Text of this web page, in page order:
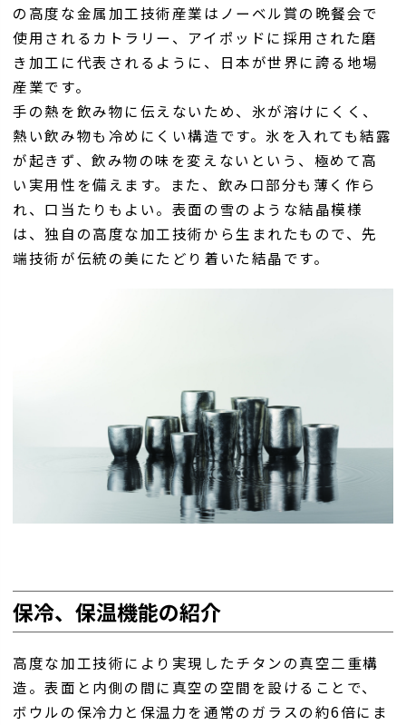
の高度な金属加工技術産業はノーベル賞の晩餐会で
使用されるカトラリー、アイポッドに採用された磨
き加工に代表されるように、日本が世界に誇る地場
産業です。
手の熱を飲み物に伝えないため、氷が溶けにくく、
熱い飲み物も冷めにくい構造です。氷を入れても結露
が起きず、飲み物の味を変えないという、極めて高
い実用性を備えます。また、飲み口部分も薄く作ら
れ、口当たりもよい。表面の雪のような結晶模様
は、独自の高度な加工技術から生まれたもので、先
端技術が伝統の美にたどり着いた結晶です。
保冷、保温機能の紹介
高度な加工技術により実現したチタンの真空二重構
造。表面と内側の間に真空の空間を設けることで、
ボウルの保冷力と保温力を通常のガラスの約6倍にま